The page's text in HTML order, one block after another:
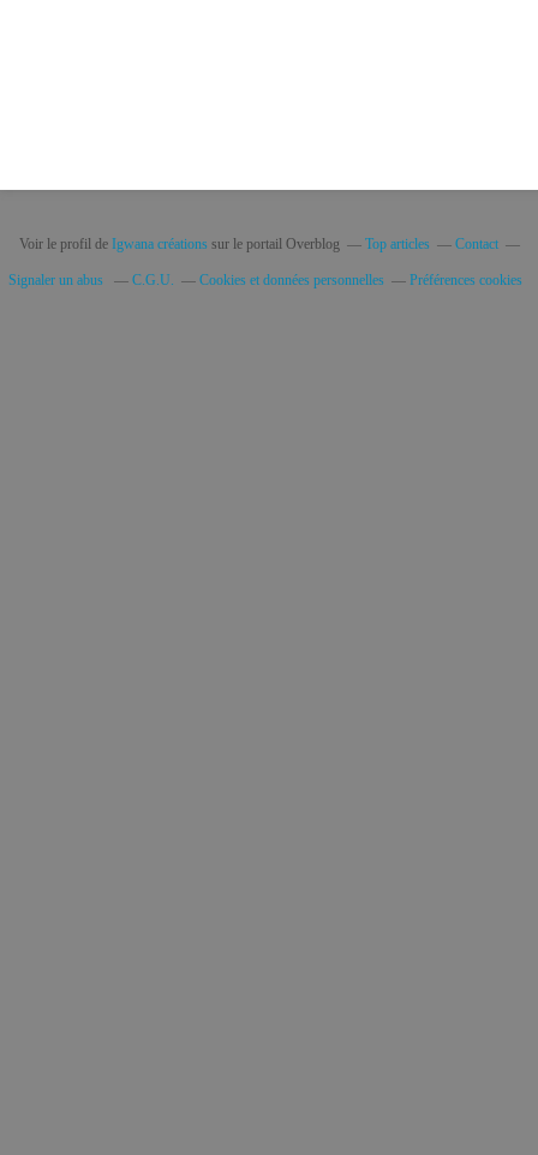
Voir le profil de Igwana créationssur le portail Overblog Top articles Contact
Signaler un abus C.G.U. Cookies et données personnelles Préférences cookies